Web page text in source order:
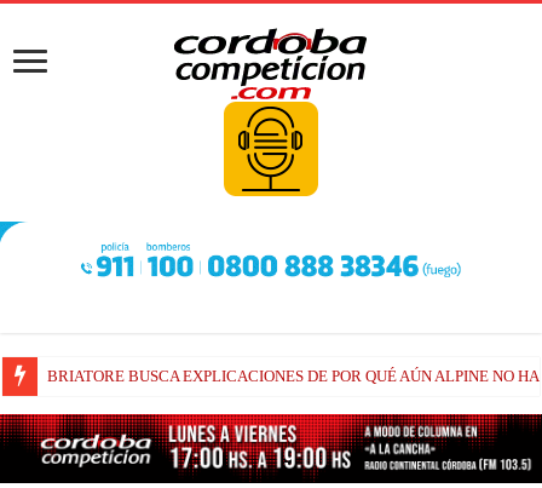
BRIATORE BUSCA EXPLICACIONES DE POR QUÉ AÚN ALPINE NO
DOMENECH REGRESA AL EQUIPO DE SU CIUDAD